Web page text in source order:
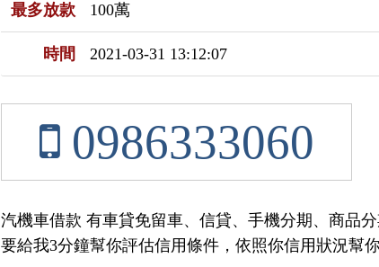
最多放款 100萬
時間 2021-03-31 13:12:07
0986333060
汽機車借款 有車貸免留車、信貸、手機分期、商品
要給我3分鐘幫你評估信用條件，依照你信用狀況幫